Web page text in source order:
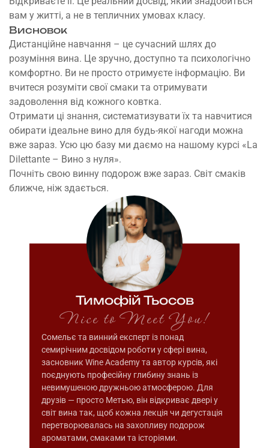
Тимофій Тьосов
Nice to Meet You!
Сомельє та винний експерт із понад
семирічним досвідом роботи у сфері вина,
засновник Wine Academy та автор курсів, які
поєднують професійну глибину знань із
невимушеною дружньою атмосферою. Для
друзів — просто Метью, він відкриває двері у
світ вина так, щоб кожна лекція чи дегустація
перетворювалась на захопливу подорож
ароматами, смаками та історіями.
вам у житті, а не в тепличних умовах класу.
Висновок
Дистанційне навчання – це сучасний шлях до
розуміння вина. Це зручно, доступно та психологічно
комфортно. Ви не просто отримуєте інформацію. Ви
вчитеся розуміти свої смаки та отримувати
задоволення від кожного ковтка.
Отримати ці знання, систематизувати їх та навчитися
обирати ідеальне вино для будь-якої нагоди можна
вже зараз. Усю цю базу ми даємо на нашому курсі «La
Dilettante – Вино з нуля».
Почніть свою винну подорож вже зараз. Світ смаків
ближче, ніж здається.